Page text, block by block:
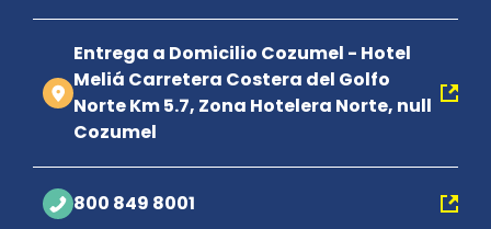
Entrega a Domicilio Cozumel - Hotel
Meliá Carretera Costera del Golfo
Norte Km 5.7, Zona Hotelera Norte, null
Cozumel
800 849 8001